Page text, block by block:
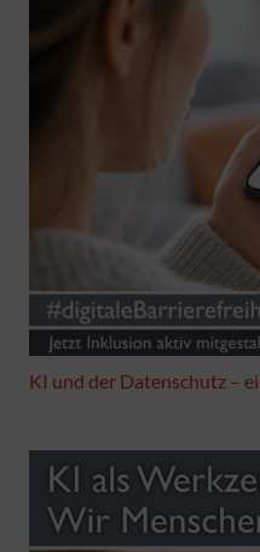
KI und der Datenschutz –